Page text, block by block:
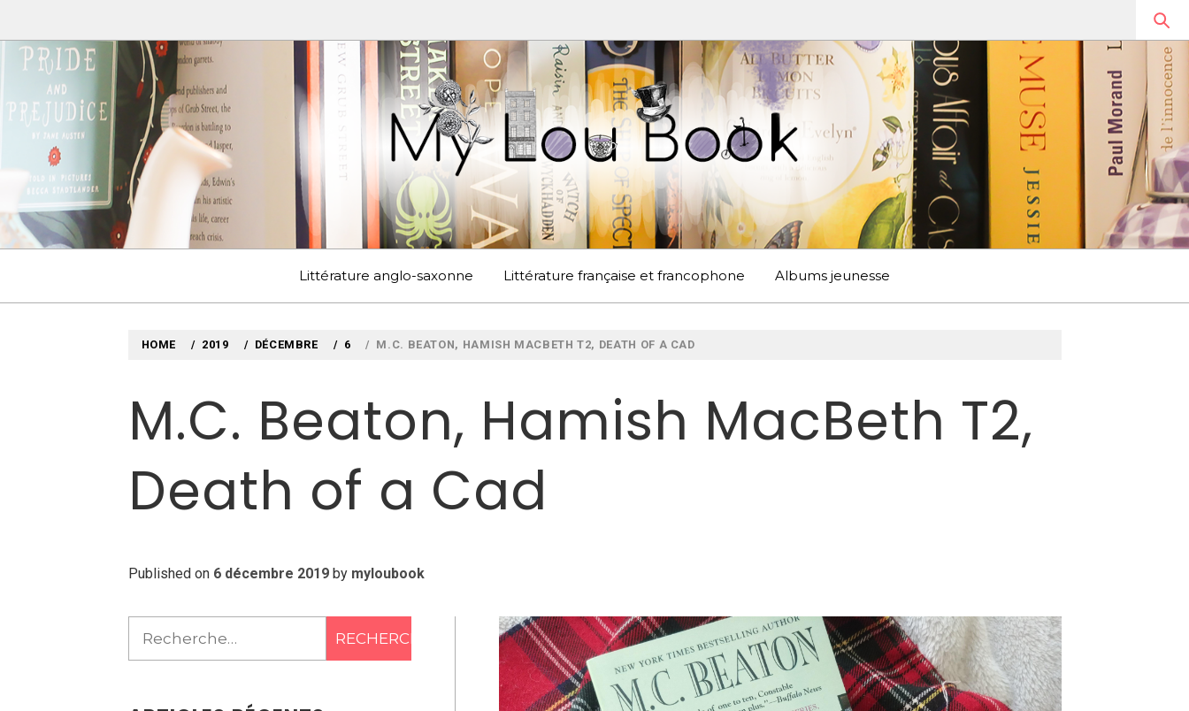
to
content
MYLOUBOOK
VOYAGES LITTÉRAIRES EN ANGLETERRE ET AILLEURS
Littérature anglo-saxonne Littérature française et francophone Albums jeunesse
HOME 2019 DÉCEMBRE 6 M.C. BEATON, HAMISH MACBETH T2, DEATH OF A CAD
M.C. Beaton, Hamish MacBeth T2,
Death of a Cad
Published on 6 décembre 2019by myloubook
Rechercher :